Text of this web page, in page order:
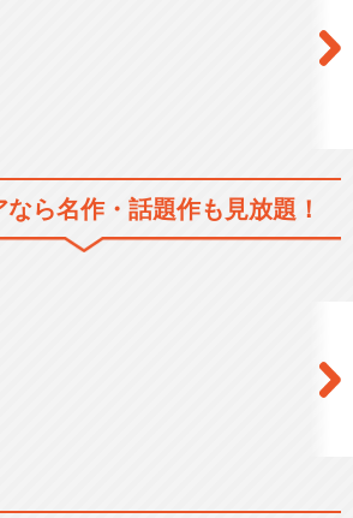
SHOW BY ROCK!! STARS!!
なら名作・話題作も見放題！